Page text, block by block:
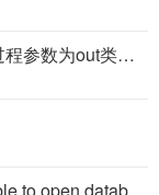
[SqlSugar] [SqlSugar] 达梦存储过程参数为out类型时，输出结果为null报错 -